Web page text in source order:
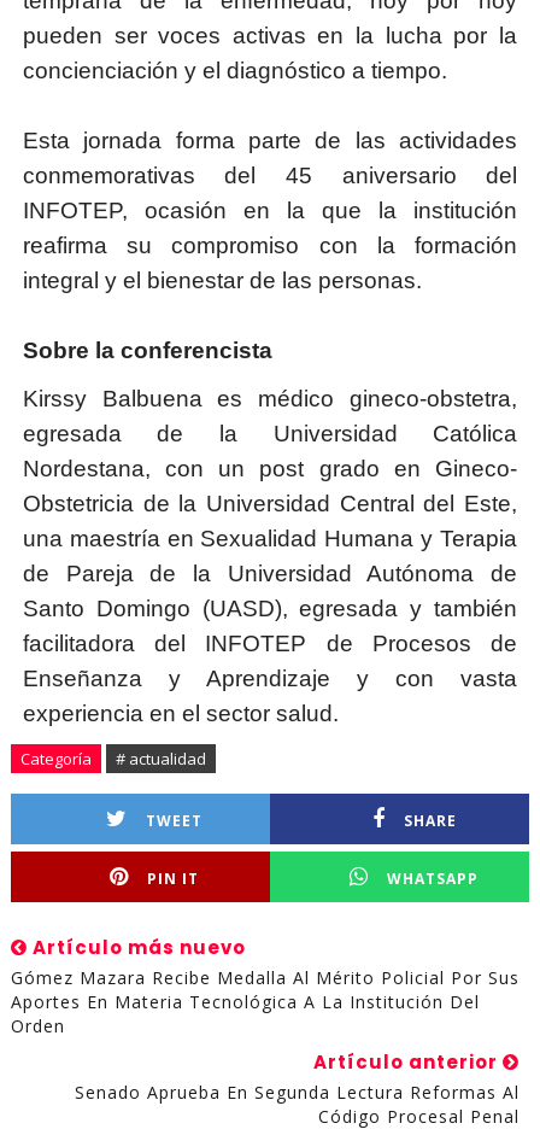
pueden ser voces activas en la lucha por la
concienciación y el diagnóstico a tiempo.
Esta jornada forma parte de las actividades
conmemorativas del 45 aniversario del
INFOTEP, ocasión en la que la institución
reafirma su compromiso con la formación
integral y el bienestar de las personas.
Sobre la conferencista
Kirssy Balbuena es médico gineco-obstetra,
egresada de la Universidad Católica
Nordestana, con un post grado en Gineco-
Obstetricia de la Universidad Central del Este,
una maestría en Sexualidad Humana y Terapia
de Pareja de la Universidad Autónoma de
Santo Domingo (UASD), egresada y también
facilitadora del INFOTEP de Procesos de
Enseñanza y Aprendizaje y con vasta
experiencia en el sector salud.
Categoría # actualidad
TWEET SHARE
PIN IT WHATSAPP
Artículo más nuevo
Gómez Mazara Recibe Medalla Al Mérito Policial Por Sus
Aportes En Materia Tecnológica A La Institución Del
Orden
Artículo anterior
Senado Aprueba En Segunda Lectura Reformas Al
Código Procesal Penal